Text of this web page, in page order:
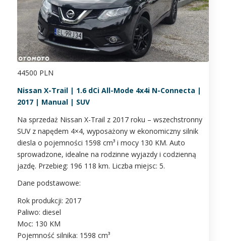
44500 PLN
Nissan X-Trail | 1.6 dCi All-Mode 4x4i N-Connecta |
2017 | Manual | SUV
Na sprzedaż Nissan X-Trail z 2017 roku – wszechstronny
SUV z napędem 4×4, wyposażony w ekonomiczny silnik
diesla o pojemności 1598 cm³ i mocy 130 KM. Auto
sprowadzone, idealne na rodzinne wyjazdy i codzienną
jazdę. Przebieg: 196 118 km. Liczba miejsc: 5.
Dane podstawowe:
Rok produkcji: 2017
Paliwo: diesel
Moc: 130 KM
Pojemność silnika: 1598 cm³